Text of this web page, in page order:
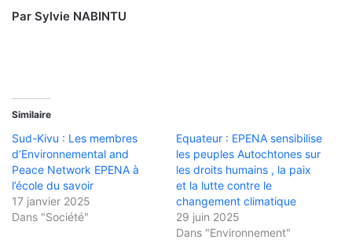
Par Sylvie NABINTU
Similaire
Sud-Kivu : Les membres
d’Environnemental and
Peace Network EPENA à
l’école du savoir
17 janvier 2025
Dans "Société"
Equateur : EPENA sensibilise
les peuples Autochtones sur
les droits humains , la paix
et la lutte contre le
changement climatique
29 juin 2025
Dans "Environnement"